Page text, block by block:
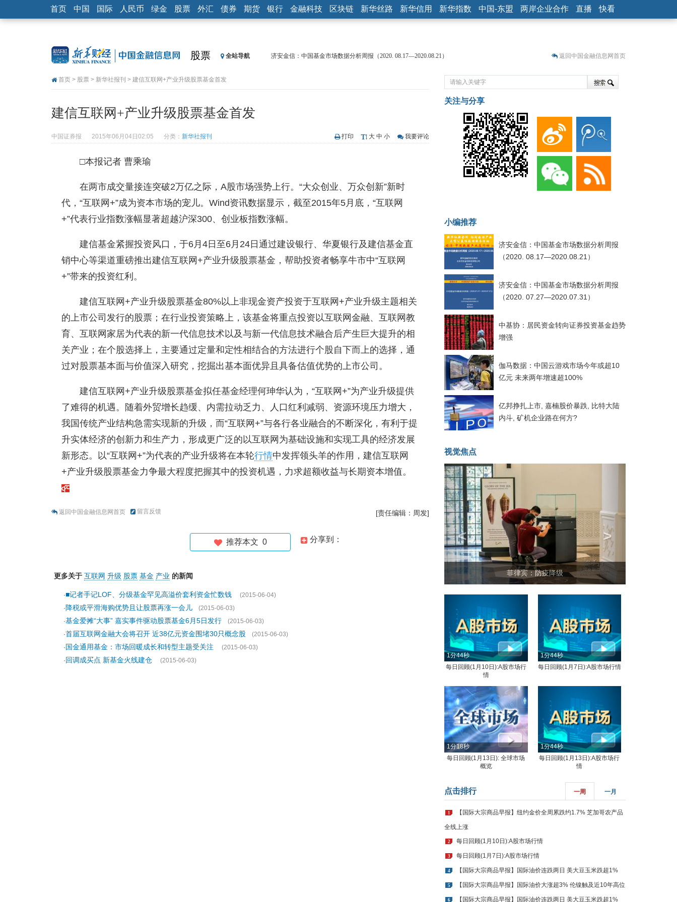
首页 中国 国际 人民币 绿金 股票 外汇 债券 期货 银行 金融科技 区块链 新华丝路 新华信用 新华指数 中国-东盟 两岸企业合作 直播 快看
股票 全站导航
济安金信：中国基金市场数据分析周报（2020. 08.17—2020.08.21）
央行公开市场净投放300亿元 短端资金利率明显下行
返回中国金融信息网首页
首页 > 股票 > 新华社报刊 > 建信互联网+产业升级股票基金首发
建信互联网+产业升级股票基金首发
中国证券报 2015年06月04日02:05 分类： 新华社报刊 打印 大 中 小 我要评论
□本报记者 曹乘瑜
在两市成交量接连突破2万亿之际，A股市场强势上行。“大众创业、万众创新”新时
代，“互联网+”成为资本市场的宠儿。Wind资讯数据显示，截至2015年5月底，“互联网
+”代表行业指数涨幅显著超越沪深300、创业板指数涨幅。
建信基金紧握投资风口，于6月4日至6月24日通过建设银行、华夏银行及建信基金直
销中心等渠道重磅推出建信互联网+产业升级股票基金，帮助投资者畅享牛市中“互联网
+”带来的投资红利。
建信互联网+产业升级股票基金80%以上非现金资产投资于互联网+产业升级主题相关
的上市公司发行的股票；在行业投资策略上，该基金将重点投资以互联网金融、互联网教
育、互联网家居为代表的新一代信息技术以及与新一代信息技术融合后产生巨大提升的相
关产业；在个股选择上，主要通过定量和定性相结合的方法进行个股自下而上的选择，通
过对股票基本面与价值深入研究，挖掘出基本面优异且具备估值优势的上市公司。
建信互联网+产业升级股票基金拟任基金经理何珅华认为，“互联网+”为产业升级提供
了难得的机遇。随着外贸增长趋缓、内需拉动乏力、人口红利减弱、资源环境压力增大，
我国传统产业结构急需实现新的升级，而“互联网+”与各行各业融合的不断深化，有利于提
升实体经济的创新力和生产力，形成更广泛的以互联网为基础设施和实现工具的经济发展
新形态。以“互联网+”为代表的产业升级将在本轮行情中发挥领头羊的作用，建信互联网
+产业升级股票基金力争最大程度把握其中的投资机遇，力求超额收益与长期资本增值。
返回中国金融信息网首页 留言反馈 [责任编辑：周发]
分享到：
推荐本文 0
更多关于 互联网 升级 股票 基金 产业 的新闻
·■记者手记LOF、分级基金罕见高溢价套利资金忙数钱
(2015-06-04)
· 降税或平滑海购优势且让股票再涨一会儿
(2015-06-03)
·基金爱摊“大事” 嘉实事件驱动股票基金6月5日发行
(2015-06-03)
·首届互联网金融大会将召开 近38亿元资金围堵30只概念股
(2015-06-03)
·国金通用基金：市场回暖成长和转型主题受关注
(2015-06-03)
·回调成买点 新基金火线建仓 (2015-06-03)
关注与分享
小编推荐
济安金信：中国基金市场数据分析周报
（2020. 08.17—2020.08.21）
济安金信：中国基金市场数据分析周报
（2020. 07.27—2020.07.31）
中基协：居民资金转向证券投资基金趋势
增强
伽马数据：中国云游戏市场今年或超10
亿元 未来两年增速超100%
亿邦挣扎上市, 嘉楠股价暴跌, 比特大陆
内斗, 矿机企业路在何方?
视觉焦点
菲律宾：防疫降级
< >
1分44秒
每日回顾(1月10日):A股市场行
情
1分44秒
每日回顾(1月7日):A股市场行情
1分18秒
每日回顾(1月13日): 全球市场
概览
1分44秒
每日回顾(1月13日):A股市场行
情
点击排行 一周 一月
1 【国际大宗商品早报】纽约金价全周累跌约1.7% 芝加哥农产品
全线上涨
2 每日回顾(1月10日):A股市场行情
3 每日回顾(1月7日):A股市场行情
4 【国际大宗商品早报】国际油价连跌两日 美大豆玉米跌超1%
5 【国际大宗商品早报】国际油价大涨超3% 伦镍触及近10年高位
6 【国际大宗商品早报】国际油价连跌两日 美大豆玉米跌超1%